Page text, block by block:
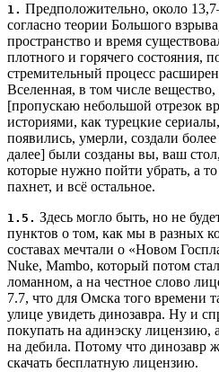
1. Предположительно, около
согласно теории Большого
пространство и время
плотного и горячего состояния,
стремительный процесс
Вселенная, в том числе
[пропускаю небольшой отрезок
историями, как турецкие
появились, умерли, создали
далее] были созданы вы, ваш
которые нужно пойти убрать, а
пахнет, и всё остальное.
1.5. Здесь могло быть, но не
пунктов о том, как мы в разных
составах мечтали о «Новом
Nuke, Mambo, который потом
ломанном, а на честное слово
7.7, что для Омска того времени
улице увидеть динозавра. Ну и
покупать на адинэску лицензию,
на дебила. Потому что динозавр
скачать бесплатную лицензию.